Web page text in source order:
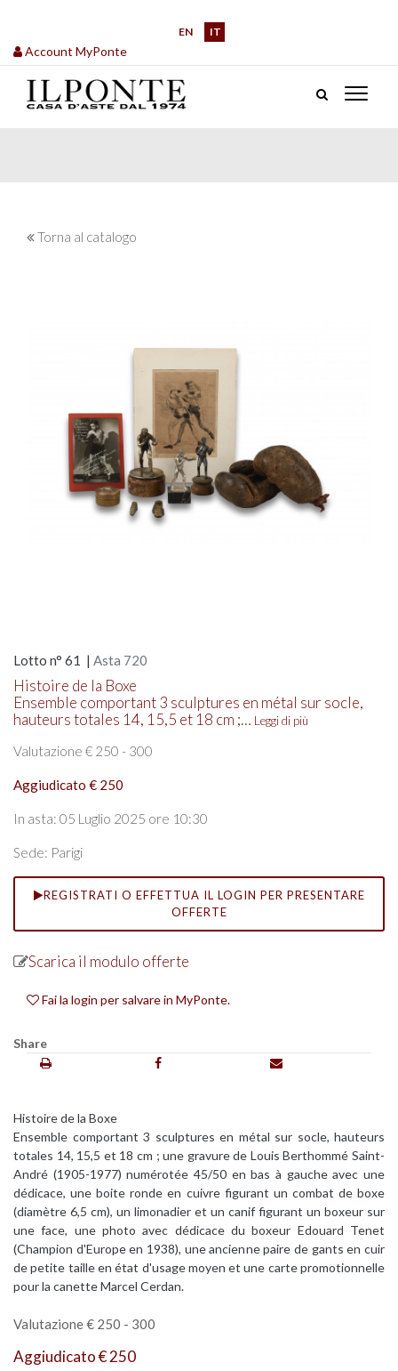
EN IT
Account MyPonte
Torna al catalogo
Lotto n° 61 | Asta 720
Histoire de la Boxe
Ensemble comportant 3 sculptures en métal sur socle,
hauteurs totales 14, 15,5 et 18 cm ;… Leggi di più
Valutazione € 250 - 300
Aggiudicato € 250
In asta: 05 Luglio 2025 ore 10:30
Sede: Parigi
REGISTRATI O EFFETTUA IL LOGIN PER PRESENTARE
OFFERTE
Scarica il modulo offerte
Fai la login per salvare in MyPonte.
Share
Histoire de la Boxe
Ensemble comportant 3 sculptures en métal sur socle, hauteurs
totales 14, 15,5 et 18 cm ; une gravure de Louis Berthommé Saint-
André (1905-1977) numérotée 45/50 en bas à gauche avec une
dédicace, une boite ronde en cuivre figurant un combat de boxe
(diamètre 6,5 cm), un limonadier et un canif figurant un boxeur sur
une face, une photo avec dédicace du boxeur Edouard Tenet
(Champion d'Europe en 1938), une ancienne paire de gants en cuir
de petite taille en état d'usage moyen et une carte promotionnelle
pour la canette Marcel Cerdan.
Valutazione € 250 - 300
Aggiudicato € 250